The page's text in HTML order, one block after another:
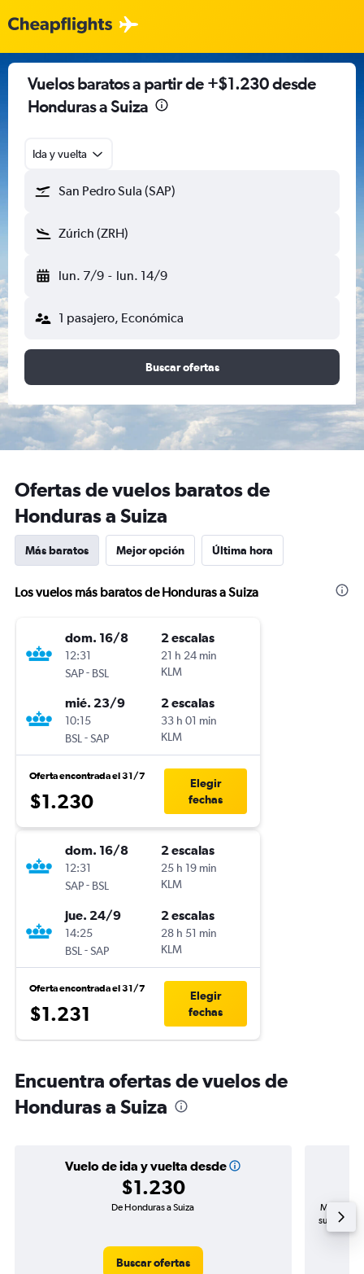
Vuelos baratos a partir de +$1.230 desde
Honduras a Suiza
Ida y vuelta
San Pedro Sula (SAP)
Zúrich (ZRH)
lun. 7/9 - lun. 14/9
1 pasajero, Económica
Buscar ofertas
Ofertas de vuelos baratos de
Honduras a Suiza
Más baratos Mejor opción Última hora
Los vuelos más baratos de Honduras a Suiza
dom. 16/8
12:31
SAP- BSL
2 escalas
21 h 24 min
KLM
mié. 23/9
10:15
BSL -SAP
2 escalas
33 h 01 min
KLM
Oferta encontrada el 31/7
$1.230
Elegir
fechas
dom. 16/8
12:31
SAP- BSL
2 escalas
25 h 19 min
KLM
jue. 24/9
14:25
BSL -SAP
2 escalas
28 h 51 min
KLM
Oferta encontrada el 31/7
$1.231
Elegir
fechas
Encuentra ofertas de vuelos de
Honduras a Suiza
Vuelo de ida y vuelta desde
$1.230
De Honduras a Suiza
Buscar ofertas
Mayor
subida de